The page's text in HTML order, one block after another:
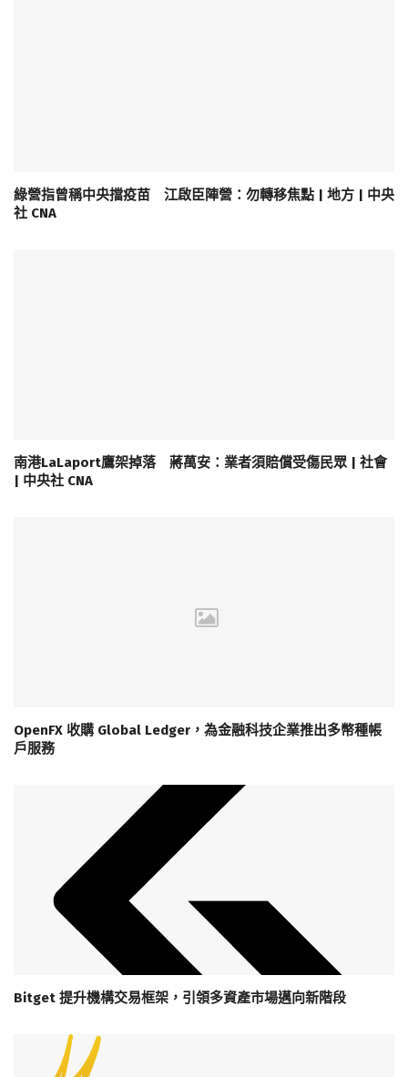
綠營指曾稱中央擋疫苗 江啟臣陣營：勿轉移焦點 | 地方 | 中央
社 CNA
南港LaLaport鷹架掉落 蔣萬安：業者須賠償受傷民眾 | 社會
| 中央社 CNA
OpenFX 收購 Global Ledger，為金融科技企業推出多幣種帳
戶服務
Bitget 提升機構交易框架，引領多資產市場邁向新階段